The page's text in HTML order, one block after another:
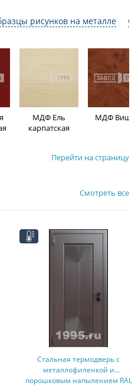
рисунков на металле
МДФ Ель
карпатская
МДФ
Перейти на страницу
Смотреть все
Стальная термодверь с
металлофиленкой и
порошковым напылением RAL